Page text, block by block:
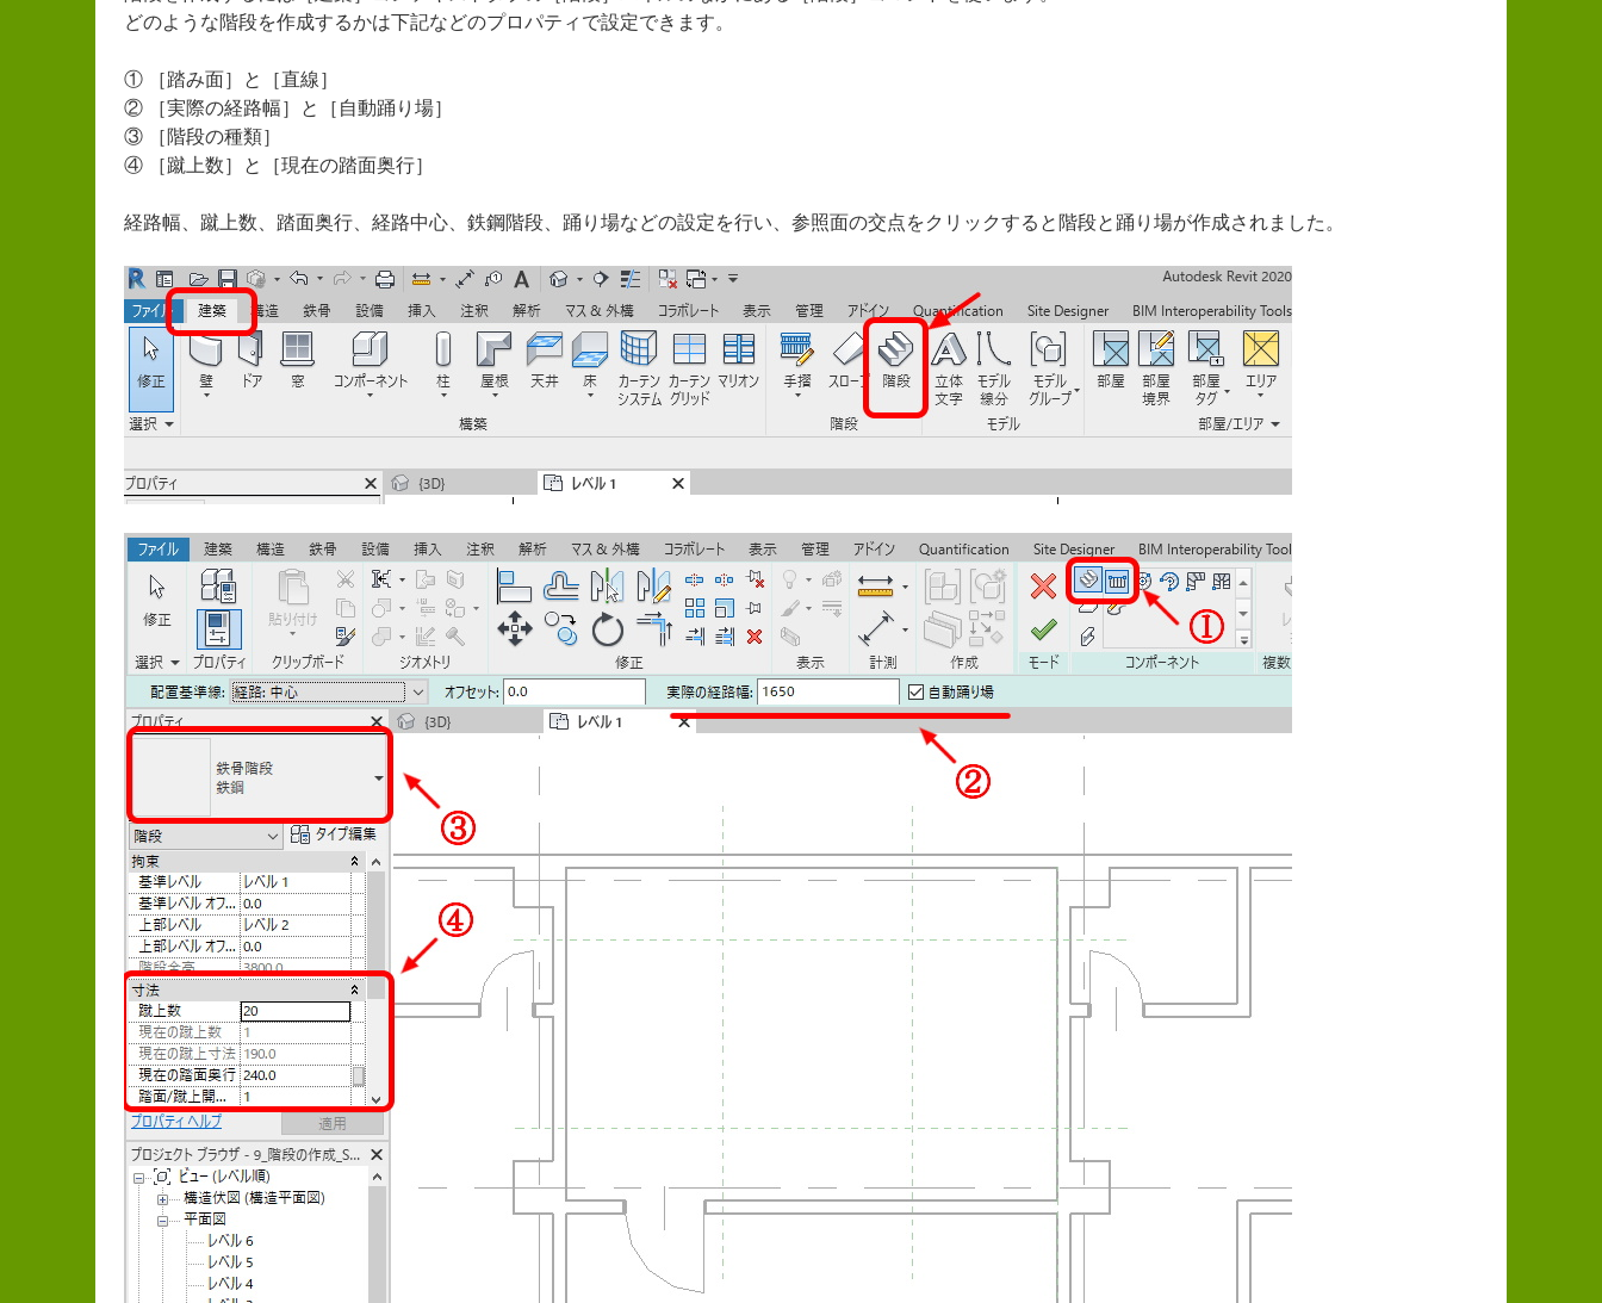
どのような階段を作成するかは下記などのプロパティで設定できます。
① ［踏み面］と［直線］
② ［実際の経路幅］と［自動踊り場］
③ ［階段の種類］
④ ［蹴上数］と［現在の踏面奥行］
経路幅、蹴上数、踏面奥行、経路中心、鉄鋼階段、踊り場などの設定を行い、参照面の交点をクリックすると階段と踊り場が作成されました。